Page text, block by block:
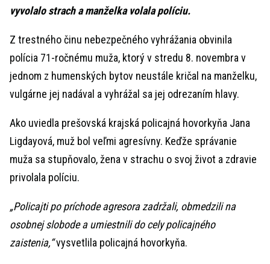
vyvolalo strach a manželka volala políciu.
Z trestného činu nebezpečného vyhrážania obvinila
polícia 71-ročnému muža, ktorý v stredu 8. novembra v
jednom z humenských bytov neustále kričal na manželku,
vulgárne jej nadával a vyhrážal sa jej odrezaním hlavy.
Ako uviedla prešovská krajská policajná hovorkyňa Jana
Ligdayová, muž bol veľmi agresívny. Keďže správanie
muža sa stupňovalo, žena v strachu o svoj život a zdravie
privolala políciu.
„Policajti po príchode agresora zadržali, obmedzili na
osobnej slobode a umiestnili do cely policajného
zaistenia,“vysvetlila policajná hovorkyňa.